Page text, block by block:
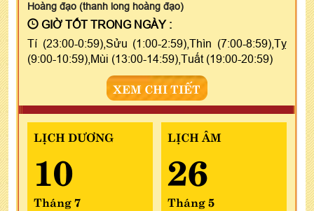
Hoàng đạo (thanh long hoàng đạo)
GIỜ TỐT TRONG NGÀY :
Tí (23:00-0:59),Sửu (1:00-2:59),Thìn (7:00-8:59),Tỵ
(9:00-10:59),Mùi (13:00-14:59),Tuất (19:00-20:59)
XEM CHI TIẾT
LỊCH DƯƠNG
10
Tháng 7
LỊCH ÂM
26
Tháng 5